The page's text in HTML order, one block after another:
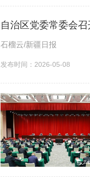
自治区党委常委会召
石榴云/新疆日报
发布时间：2026-05-08